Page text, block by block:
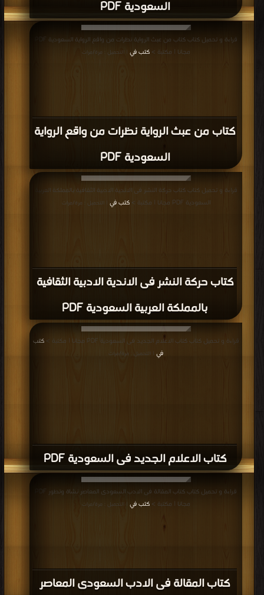
السعودية PDF
كتاب من عبث الرواية نظرات من واقع الرواية
السعودية PDF
قراءة و تحميل كتاب كتاب من عبث الرواية نظرات من واقع الرواية السعودية PDF
مجانا | مكتبة >كتب في | التحميل : مرة/مرات
كتاب حركة النشر فى الاندية الادبية الثقافية
بالمملكة العربية السعودية PDF
قراءة و تحميل كتاب كتاب حركة النشر فى الاندية الادبية الثقافية بالمملكة العربية
السعودية PDF مجانا | مكتبة >
كتب في | التحميل : مرة/مرات
كتاب الاعلام الجديد فى السعودية PDF
قراءة و تحميل كتاب كتاب الاعلام الجديد فى السعودية PDF مجانا | مكتبة >
كتب
في
| التحميل : مرة/مرات
كتاب المقالة فى الادب السعودى المعاصر
مجانا | مكتبة >كتب في | التحميل : مرة/مرات